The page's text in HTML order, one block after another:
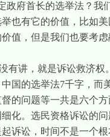
政府首长的选举法？
也有它的价值，比如
值，但是我们也要考
有讲，就是诉讼救济
国的选举法7千字，而
的问题等一共是六个
化。选民资格诉讼的
诉讼，时间不是一个